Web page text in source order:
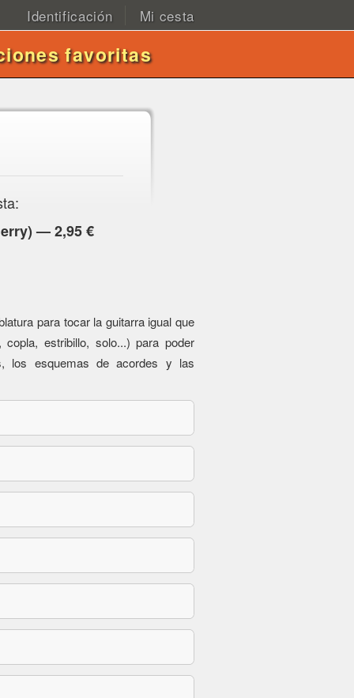
Identificación Mi cesta
favoritas
— 2,95 €
para tocar la guitarra igual que
estribillo, solo...) para poder
los esquemas de acordes y las